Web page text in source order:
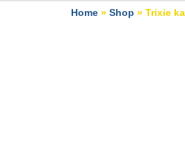
Home » Shop » Trixie